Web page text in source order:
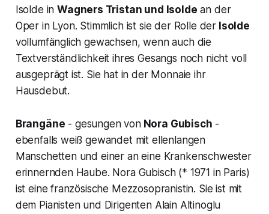
Isolde inWagners Tristan und Isolde an der
Oper in Lyon. Stimmlich ist sie der Rolle der Isolde
vollumfänglich gewachsen, wenn auch die
Textverständlichkeit ihres Gesangs noch nicht voll
ausgeprägt ist. Sie hat in der Monnaie ihr
Hausdebut.
Brangäne - gesungen vonNora Gubisch -
ebenfalls weiß gewandet mit ellenlangen
Manschetten und einer an eine Krankenschwester
erinnernden Haube. Nora Gubisch (* 1971 in Paris)
ist eine französische Mezzosopranistin. Sie ist mit
dem Pianisten und Dirigenten Alain Altinoglu